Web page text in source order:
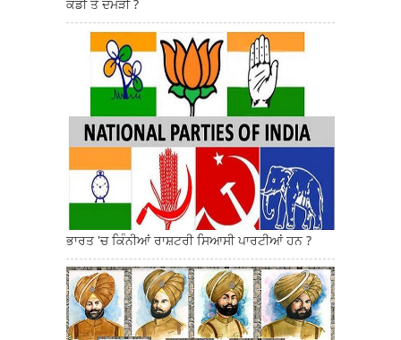
ਕੌਡੀ ਤੇ ਦਮੜੀ ?
ਭਾਰਤ 'ਚ ਕਿੰਨੀਆਂ ਰਾਸ਼ਟਰੀ ਸਿਆਸੀ ਪਾਰਟੀਆਂ ਹਨ ?